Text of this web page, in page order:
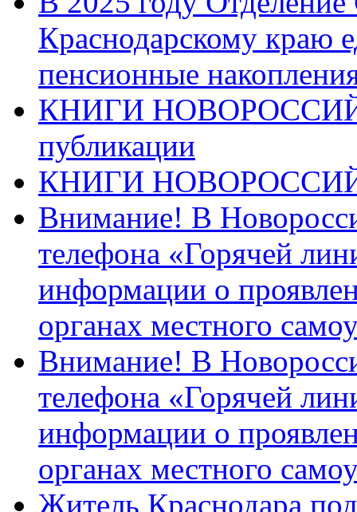
Краснодарскому краю
пенсионные
КНИГИ
публикации
КНИГИ
Внимание! В
телефона «Горячей
информации о
органах местного
Внимание! В
телефона «Горячей
информации о
органах местного
Житель Краснодара